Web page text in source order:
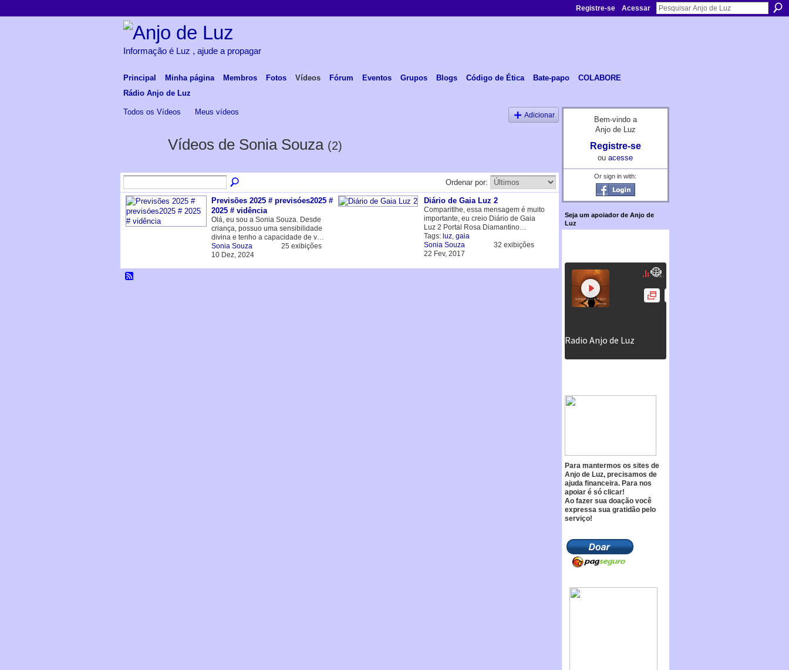
Registre-se Acessar
Informação é Luz , ajude a propagar
Principal Minha página Membros Fotos Vídeos Fórum Eventos Grupos Blogs Código de Ética Bate-papo
COLABORE
Rádio Anjo de Luz
Todos os Vídeos Meus vídeos Adicionar
Vídeos de Sonia Souza (2)
Ordenar por:
Previsões 2025 # previsóes2025 #
2025 # vidência
Olá, eu sou a Sonia Souza. Desde
criança, possuo uma sensibilidade
divina e tenho a capacidade de v…
Sonia Souza
10 Dez, 2024
25 exibições
Diário de Gaia Luz 2
Comparitlhe, essa mensagem é muito
importante, eu creio Diário de Gaia
Luz 2 Portal Rosa Diamantino…
Tags: luz, gaia
Sonia Souza
22 Fev, 2017
32 exibições
Bem-vindo a
Anjo de Luz
Registre-se
ou acesse
Or sign in with:
Seja um apoiador de Anjo de
Luz
Para mantermos os sites de
Anjo de Luz, precisamos de
ajuda financeira. Para nos
apoiar é só clicar!
Ao fazer sua doação você
expressa sua gratidão pelo
serviço!